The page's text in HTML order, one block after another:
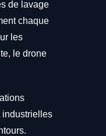
de lavage
chaque
les
le drone
industrielles